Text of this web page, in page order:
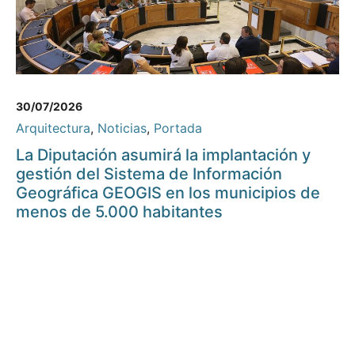
30/07/2026
Arquitectura, Noticias, Portada
La Diputación asumirá la implantación y
gestión del Sistema de Información
Geográfica GEOGIS en los municipios de
menos de 5.000 habitantes